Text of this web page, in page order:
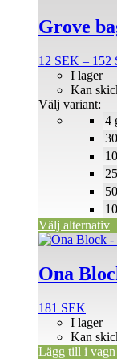
Grove
12 SEK – 152
4
I lager
Kan
Välj variant:
Välj alternativ
produkten
har
varianter.
olika
alternativen
Ona
181 SEK
I lager
Kan
Lägg till i vagn